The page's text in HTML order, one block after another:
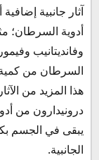
آثار جانبية
أدوية السرطان؛
وفانديتانيب
السرطان من
هذا المزيد من
درونيدارون من
يبقى في الجسم
الجانبية.